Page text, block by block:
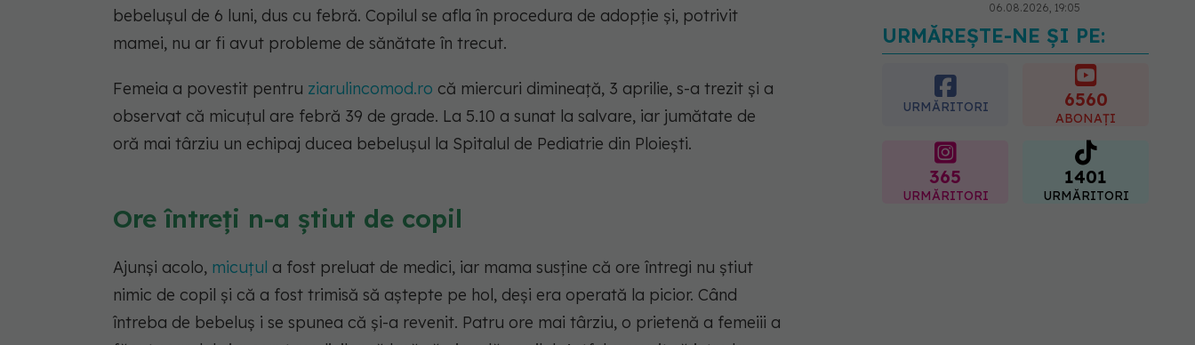
bebelușul de 6 luni, dus cu febră. Copilul se afla în procedura de adopție și, potrivit
mamei, nu ar fi avut probleme de sănătate în trecut.
Femeia a povestit pentru ziarulincomod.ro că miercuri dimineață, 3 aprilie, s-a trezit și a
observat că micuțul are febră 39 de grade. La 5.10 a sunat la salvare, iar jumătate de
oră mai târziu un echipaj ducea bebelușul la Spitalul de Pediatrie din Ploiești.
Ore întreți n-a știut de copil
Ajunși acolo, micuțul a fost preluat de medici, iar mama susține că ore întregi nu știut
nimic de copil și că a fost trimisă să aștepte pe hol, deși era operată la picior. Când
întreba de bebeluș i se spunea că și-a revenit. Patru ore mai târziu, o prietenă a femeiii a
06.08.2026, 19:05
Greșeala pe care milioane
de femei o fac când își
cumpără sutien. Un medic
explică metoda corectă
06.08.2026, 18:08
URMĂREȘTE-NE ȘI PE:
URMĂRITORI 6560
ABONAȚI
365
URMĂRITORI
1401
URMĂRITORI